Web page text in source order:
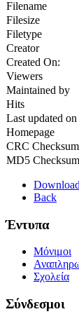
Filename
Filesize
Filetype
Creator
Created On:
Viewers
Maintained by
Hits
Last updated on
Homepage
CRC Checksum
MD5 Checksum
Download
Back
Έντυπα
Μόνιμοι
Σχολεία
Σύνδεσμοι